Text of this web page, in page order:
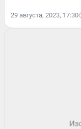
29 августа, 2023, 17:30